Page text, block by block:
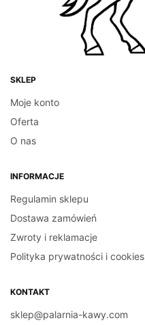
Filtr wody do ekspresów
NIVONA – 3szt.
60.00 zł
DODAJ DO KOSZYKA
SKLEP
Moje konto
Oferta
O nas
INFORMACJE
Regulamin sklepu
Dostawa zamówień
Zwroty i reklamacje
Polityka prywatności i cookies
KONTAKT
sklep@palarnia-kawy.com